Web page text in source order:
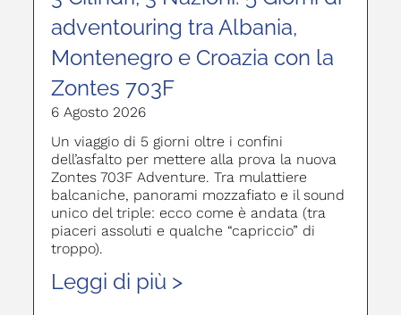
adventouring tra Albania,
Montenegro e Croazia con la
Zontes 703F
6 Agosto 2026
Un viaggio di 5 giorni oltre i confini
dell’asfalto per mettere alla prova la nuova
Zontes 703F Adventure. Tra mulattiere
balcaniche, panorami mozzafiato e il sound
unico del triple: ecco come è andata (tra
piaceri assoluti e qualche “capriccio” di
troppo).
Leggi di più >